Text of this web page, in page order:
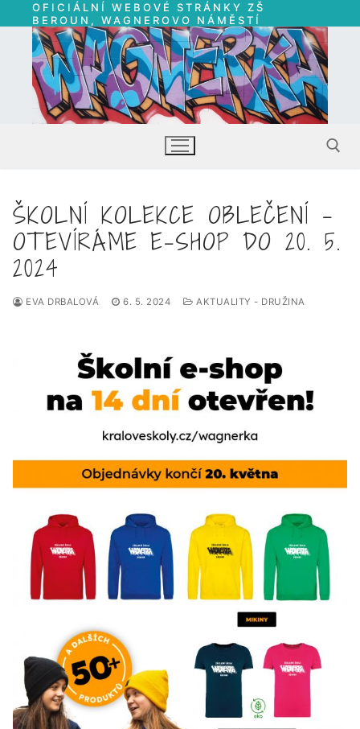
Přeskočit
na
obsah
OFICIÁLNÍ WEBOVÉ STRÁNKY ZŠ
BEROUN, WAGNEROVO NÁMĚSTÍ
Hledat:
ŠKOLNÍ KOLEKCE OBLEČENÍ –
OTEVÍRÁME E-SHOP DO 20. 5.
2024
EVA DRBALOVÁ 6. 5. 2024 AKTUALITY - DRUŽINA